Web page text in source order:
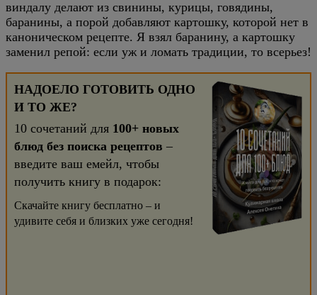
виндалу делают из свинины, курицы, говядины,
баранины, а порой добавляют картошку, которой нет в
каноническом рецепте. Я взял баранину, а картошку
заменил репой: если уж и ломать традиции, то всерьез!
НАДОЕЛО ГОТОВИТЬ ОДНО
И ТО ЖЕ?
10 сочетаний для 100+ новых
блюд без поиска рецептов –
введите ваш емейл, чтобы
получить книгу в подарок:
Скачайте книгу бесплатно – и
удивите себя и близких уже сегодня!